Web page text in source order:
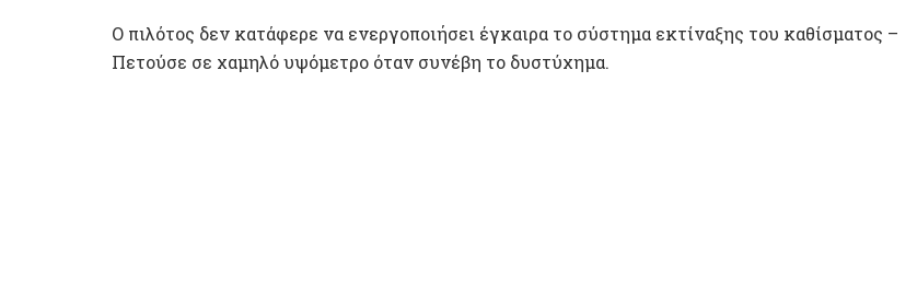
Ο πιλότος δεν κατάφερε να ενεργοποιήσει έγκαιρα το σύστημα εκτίναξης του καθίσματος –
Πετούσε σε χαμηλό υψόμετρο όταν συνέβη το δυστύχημα.